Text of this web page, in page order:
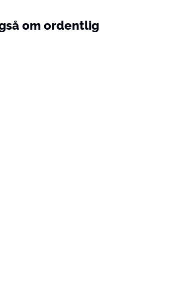
om ordentlig